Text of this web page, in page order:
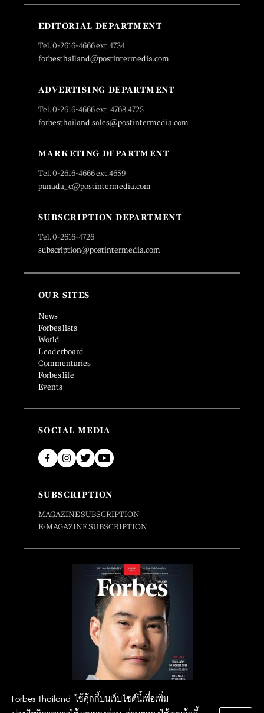
Forbes Thailand ใช้คุ้กกี้บนเว็บไซต์นี้เพื่อเพิ่ม
EDITORIAL DEPARTMENT
Tel. 0-2616-4666 ext.4734
forbesthailand@postintermedia.com
ADVERTISING DEPARTMENT
Tel. 0-2616-4666 ext. 4768,4725
forbesthailand.sales@postintermedia.com
MARKETING DEPARTMENT
Tel. 0-2616-4666 ext.4659
panada_c@postintermedia.com
SUBSCRIPTION DEPARTMENT
Tel. 0-2616-4726
subscription@postintermedia.com
OUR SITES
News
Forbes lists
World
Leaderboard
Commentaries
Forbes life
Events
SOCIAL MEDIA
SUBSCRIPTION
MAGAZINE SUBSCRIPTION
E-MAGAZINE SUBSCRIPTION